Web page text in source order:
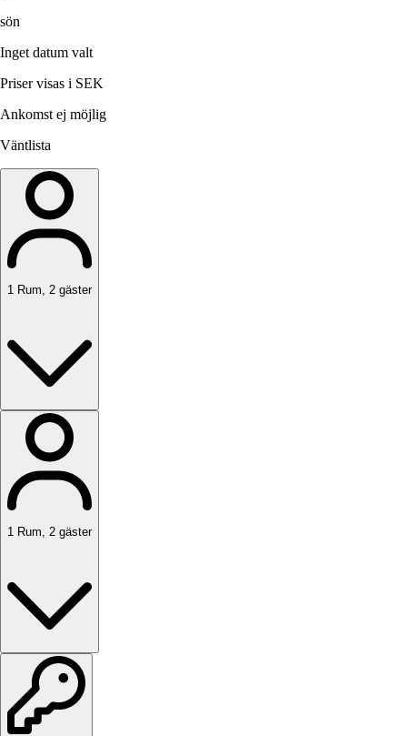
sön
Inget datum valt
Priser visas i SEK
Ankomst ej möjlig
Väntlista
1 Rum 2 gäster
1 Rum, 2 gäster